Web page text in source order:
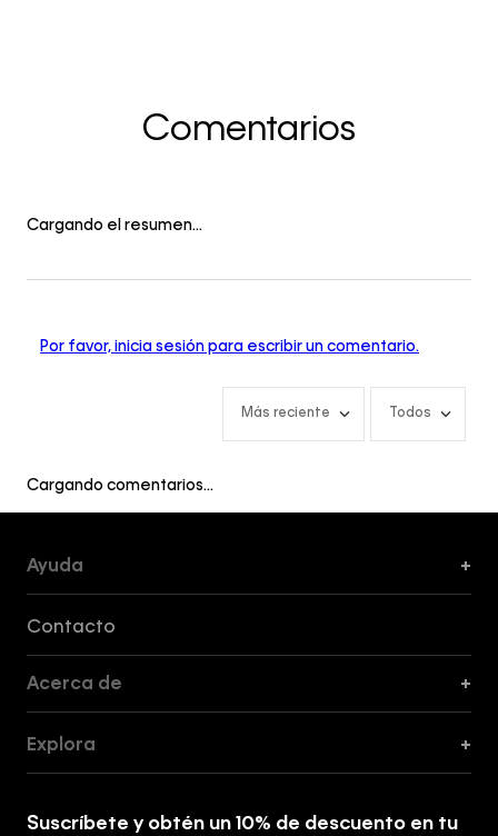
Comentarios
Cargando el resumen…
Por favor, inicia sesión para escribir un comentario.
Más reciente Todos
Cargando comentarios…
Ayuda +
Contacto
Acerca de +
Explora +
Suscríbete y obtén un 10% de descuento en tu